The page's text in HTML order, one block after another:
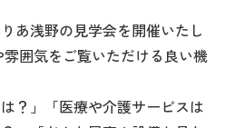
あ浅野の見学会を開催いたし
囲気をご覧いただける良い機
？」「医療や介護サービスは